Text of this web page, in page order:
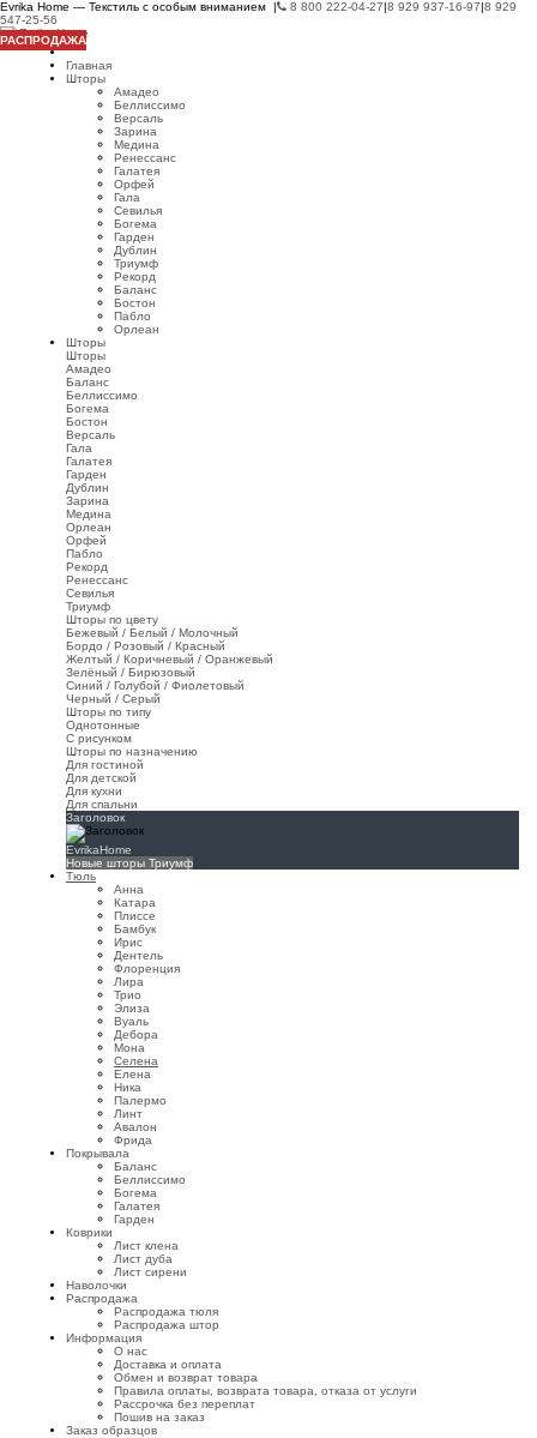
Evrika Home — Текстиль с особым вниманием | 8 800 222-04-27|8 929 937-16-97|8 929
547-25-56
Главная
Шторы
Амадео
Беллиссимо
Версаль
Зарина
Медина
Ренессанс
Галатея
Орфей
Гала
Севилья
Богема
Гарден
Дублин
Триумф
Рекорд
Баланс
Бостон
Пабло
Орлеан
Шторы
Шторы
Амадео
Баланс
Беллиссимо
Богема
Бостон
Версаль
Гала
Галатея
Гарден
Дублин
Зарина
Медина
Орлеан
Орфей
Пабло
Рекорд
Ренессанс
Севилья
Триумф
Шторы по цвету
Бежевый / Белый / Молочный
Бордо / Розовый / Красный
Желтый / Коричневый / Оранжевый
Зелёный / Бирюзовый
Синий / Голубой / Фиолетовый
Черный / Серый
Шторы по типу
Однотонные
С рисунком
Шторы по назначению
Для гостиной
Для детской
Для кухни
Для спальни
Заголовок
EvrikaHome
Новые шторы Триумф
Тюль
Анна
Катара
Плиссе
Бамбук
Ирис
Дентель
Флоренция
Лира
Трио
Элиза
Вуаль
Дебора
Мона
Селена
Елена
Ника
Палермо
Линт
Авалон
Фрида
Покрывала
Баланс
Беллиссимо
Богема
Галатея
Гарден
Коврики
Лист клена
Лист дуба
Лист сирени
Наволочки
Распродажа
Распродажа тюля
Распродажа штор
Информация
О нас
Доставка и оплата
Обмен и возврат товара
Правила оплаты, возврата товара, отказа от услуги
Рассрочка без переплат
Пошив на заказ
Заказ образцов
РАСПРОДАЖА